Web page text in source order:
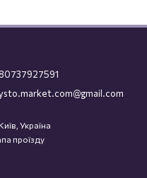
Україна
проїзду